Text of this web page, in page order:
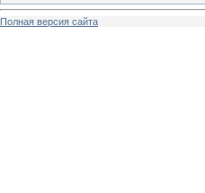
Полная версия сайта